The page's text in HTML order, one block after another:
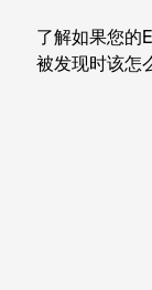
了解如果您的
被发现时该怎